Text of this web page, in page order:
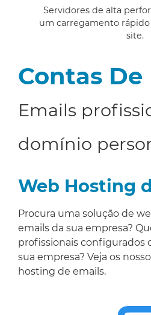
Servidores de alta
um carregamento
site.
Contas De
Emails
domínio
Web Hosting
Procura uma solução de
emails da sua empresa?
profissionais configurados
sua empresa? Veja os
hosting de emails.